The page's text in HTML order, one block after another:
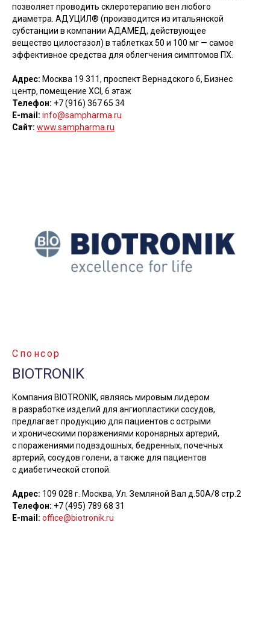
позволяет проводить склеротерапию вен любого
диаметра. АДУЦИЛ® (производится из итальянской
субстанции в компании АДАМЕД, действующее
вещество цилостазол) в таблетках 50 и 100 мг — самое
эффективное средства для облегчения симптомов ПХ.
Адрес: Москва 19 311, проспект Вернадского 6, Бизнес
центр, помещение XCI, 6 этаж
Телефон: +7 (916) 367 65 34
E-mail: info@sampharma.ru
Сайт: www.sampharma.ru
Спонсор
BIOTRONIK
Компания BIOTRONIK, являясь мировым лидером
в разработке изделий для ангиопластики сосудов,
предлагает продукцию для пациентов с острыми
и хроническими поражениями коронарных артерий,
с поражениями подвздошных, бедренных, почечных
артерий, сосудов голени, а также для пациентов
с диабетической стопой.
Адрес: 109 028 г. Москва, Ул. Земляной Вал д.50А/8 стр.2
Телефон: +7 (495) 789 68 31
E-mail: office@biotronik.ru